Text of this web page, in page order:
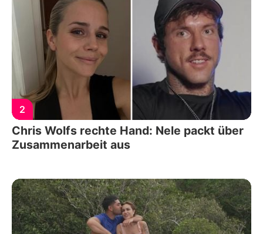
2
Chris Wolfs rechte Hand: Nele packt über
Zusammenarbeit aus